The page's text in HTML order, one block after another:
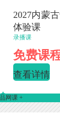
2027内蒙
体验课
录播课
免费课
查看详情
网课 +